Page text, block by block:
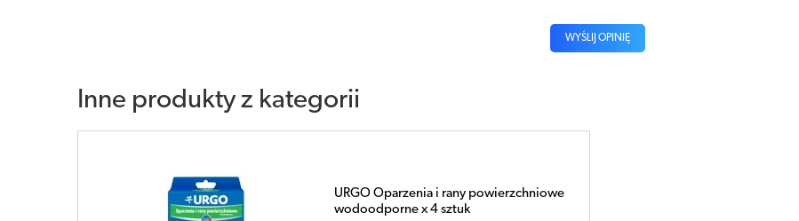
WYŚLIJ OPINIĘ
Inne produkty z kategorii
URGO Oparzenia i rany powierzchniowe
wodoodporne x 4 sztuk